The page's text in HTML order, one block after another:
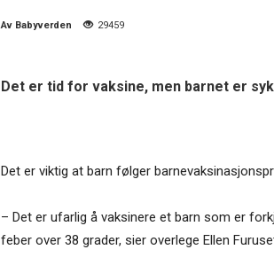
Av Babyverden 29459
Det er tid for vaksine, men barnet er
Det er viktig at barn følger
– Det er ufarlig å vaksinere et barn som er
feber over 38 grader, sier overlege Ellen